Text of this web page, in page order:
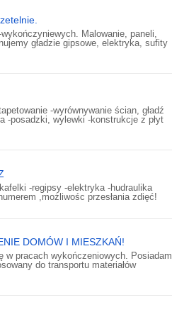
Malowanie, paneli,
gładzie gipsowe, elektryka, sufity
-wyrównywanie ścian, gładź
-posadzki, wylewki -konstrukcje z płyt
-regipsy -elektryka -hudraulika
,możliwośc przesłania zdięć!
DOMÓW I MIESZKAŃ!
pracach wykończeniowych. Posiadam
do transportu materiałów